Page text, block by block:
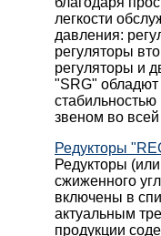
легкости
давления:
регуляторы
регуляторы и
"SRG"
звеном во
Редукторы
Редукторы
сжиженного
включены в
актуальным
продукции